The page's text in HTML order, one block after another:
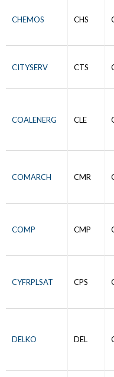
CHEMOS CHS
CITYSERV CTS
COALENERG CLE
COMARCH CMR
COMP CMP
CYFRPLSAT CPS
DELKO DEL